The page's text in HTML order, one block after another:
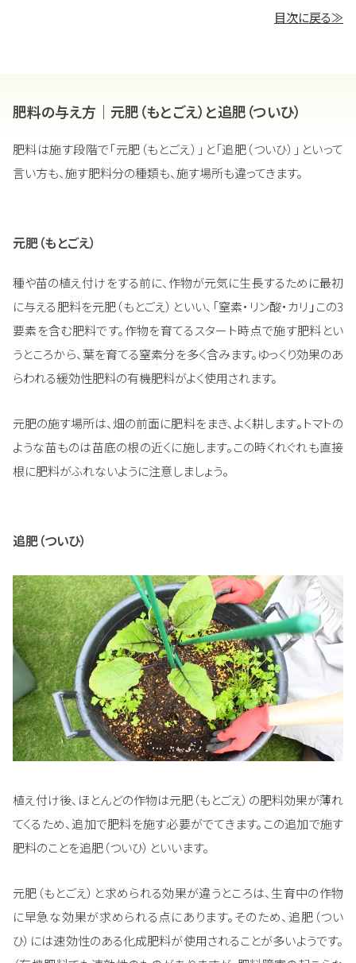
目次に戻る≫
肥料の与え方｜元肥（もとごえ）と追肥（ついひ）
肥料は施す段階で「元肥（もとごえ）」と「追肥（ついひ）」といって
言い方も、施す肥料分の種類も、施す場所も違ってきます。
元肥（もとごえ）
種や苗の植え付けをする前に、作物が元気に生長するために最初
に与える肥料を元肥（もとごえ）といい、「窒素・リン酸・カリ 」 この3
要素を含む肥料です。作物を育てるスタート時点で施す肥料とい
うところから、葉を育てる窒素分を多く含みます。ゆっくり効果のあ
らわれる緩効性肥料の有機肥料がよく使用されます。
元肥の施す場所は、畑の前面に肥料をまき、よく耕します。トマトの
ような苗ものは苗底の根の近くに施します。この時くれぐれも直接
根に肥料がふれないように注意しましょう。
追肥（ついひ）
植え付け後、ほとんどの作物は元肥（もとごえ）の肥料効果が薄れ
てくるため、追加で肥料を施す必要がでてきます。この追加で施す
肥料のことを追肥（ついひ）といいます。
元肥（もとごえ）と求められる効果が違うところは、生育中の作物
に早急な効果が求められる点にあります。そのため、追肥（つい
ひ）には速効性のある化成肥料が使用されることが多いようです。